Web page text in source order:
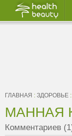
ГЛАВНАЯ : ЗДОРОВЬЕ :
МАННАЯ
Комментариев